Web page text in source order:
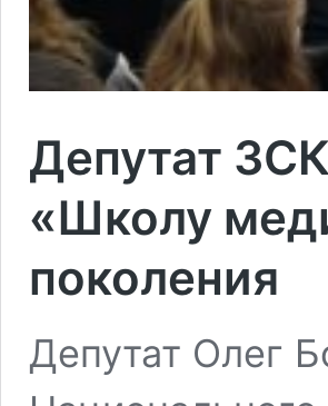
Депутат
«Школу
поколения
Депутат Олег